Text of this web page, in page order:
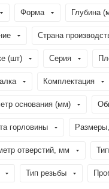
Форма Глубина
Страна
(шт) Серия
Комплектация
основания (мм)
горловины
отверстий, мм
Тип резьбы